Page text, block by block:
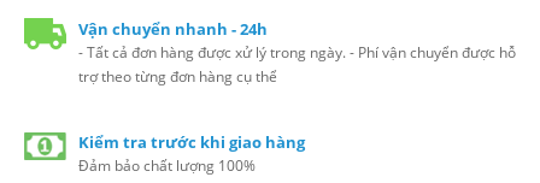
Vận chuyển nhanh - 24h
- Tất cả đơn hàng được xử lý trong ngày. - Phí vận chuyển được hỗ
trợ theo từng đơn hàng cụ thể
Kiểm tra trước khi giao hàng
Đảm bảo chất lượng 100%